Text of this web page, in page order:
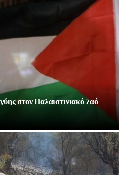
στον Παλαιστινιακό λαό